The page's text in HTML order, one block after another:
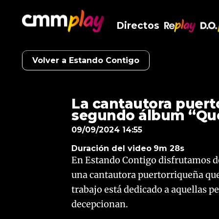
Directos
Volver a Estando Contigo
La cantautora
segundo álbum
09/09/2024 14:55
Duración del video 9m 28s
En Estando Contigo disfrutamos
una cantautora puertorriqueña
trabajo está dedicado a aquellas
decepcionan.